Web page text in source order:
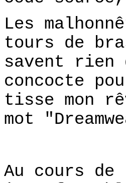
Les
tours de
savent rien
concocte
tisse mon
mot
Au cours